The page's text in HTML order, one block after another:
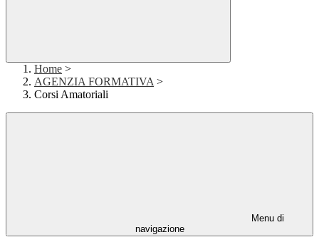
Home >
AGENZIA FORMATIVA >
Corsi Amatoriali
Menu di
navigazione